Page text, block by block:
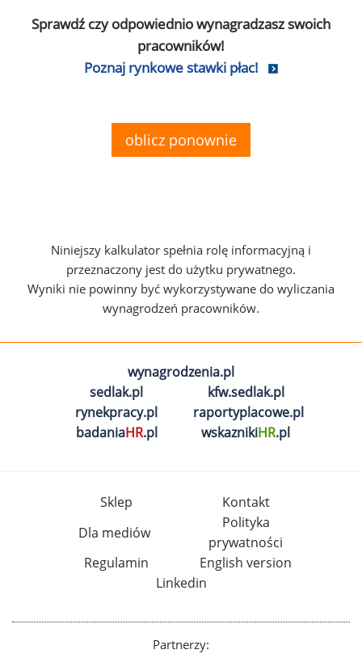
Sprawdź czy odpowiednio wynagradzasz swoich
pracowników!
Poznaj rynkowe stawki płac!
oblicz ponownie
Niniejszy kalkulator spełnia rolę informacyjną i
przeznaczony jest do użytku prywatnego.
Wyniki nie powinny być wykorzystywane do wyliczania
wynagrodzeń pracowników.
wynagrodzenia.pl
sedlak.pl
kfw.sedlak.pl
rynekpracy.pl
raportyplacowe.pl
badaniaHR.pl wskaznikiHR.pl
Sklep
Kontakt
Dla mediów
Polityka
prywatności
Regulamin
English version
Linkedin
Partnerzy: